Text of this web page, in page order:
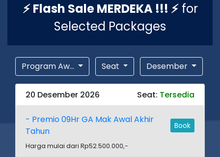
⚡ Flash Sale MERDEKA !!! ⚡for
Selected Packages
Program Aw... Seat Desember
20 Desember 2026 Seat: Tersedia
- Premio 09Hr GA Mak Awal Akhir
Tahun
Book
Harga mulai dari Rp52.500.000,-